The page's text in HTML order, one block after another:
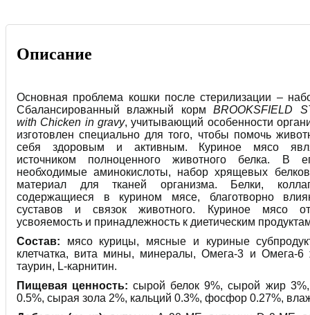
Описание
Основная проблема кошки после стерилизации –
Сбалансированный влажный кормBROOKSFIELD
with Chicken in gravy, учитывающий особенности
изготовлен специально для того, чтобы помочь
себя здоровым и активным. Куриное мясо
источником полноценного животного белка. В
необходимые аминокислоты, набор хрящевых
материал для тканей организма. Белки,
содержащиеся в курином мясе, благотворно
суставов и связок животного. Куриное мясо
усвояемость и принадлежность к диетическим
Состав: мясо курицы, мясные и куриные
клетчатка, вита мины, минералы, Омега-3 и Омега-6
таурин, L-карнитин.
Пищевая ценность: сырой белок 9%, сырой жир 3%,
0.5%, сырая зола 2%, кальций 0.3%, фосфор 0.27%,